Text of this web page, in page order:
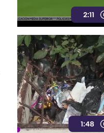
2:11
1:48